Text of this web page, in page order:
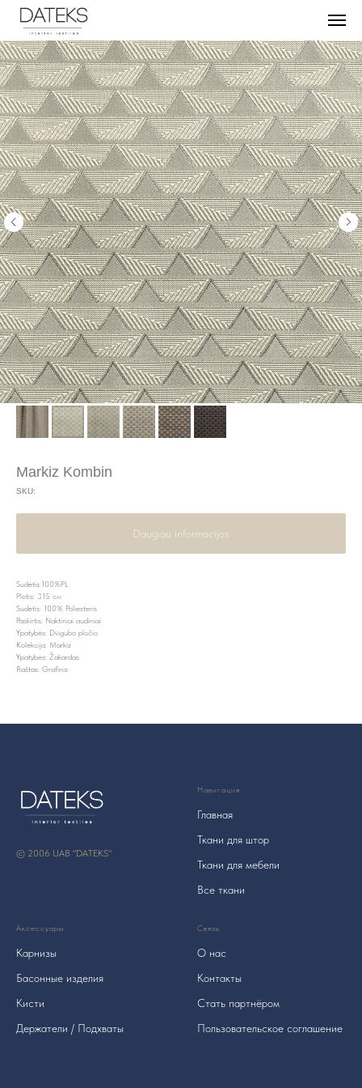
Markiz Kombin
SKU:
Daugiau informacijos
Sudėtis:100%PL
Plotis: 315 см
Sudėtis: 100% Poliesteris
Paskirtis: Naktiniai audiniai
Ypatybės: Dvigubo pločio
Kolekcija: Markiz
Ypatybės: Žakardas
Raštas: Grafinis
© 2006 UAB "DATEKS"
Навигация
Главная
Ткани для штор
Ткани для мебели
Все ткани
Аксессуары
Карнизы
Басонные изделия
Кисти
Держатели / Подхваты
Связь
О нас
Контакты
Стать партнёром
Пользовательское соглашение